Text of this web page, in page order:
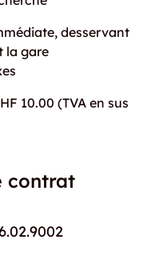
desservant
la gare
10.00 (TVA en sus
contrat